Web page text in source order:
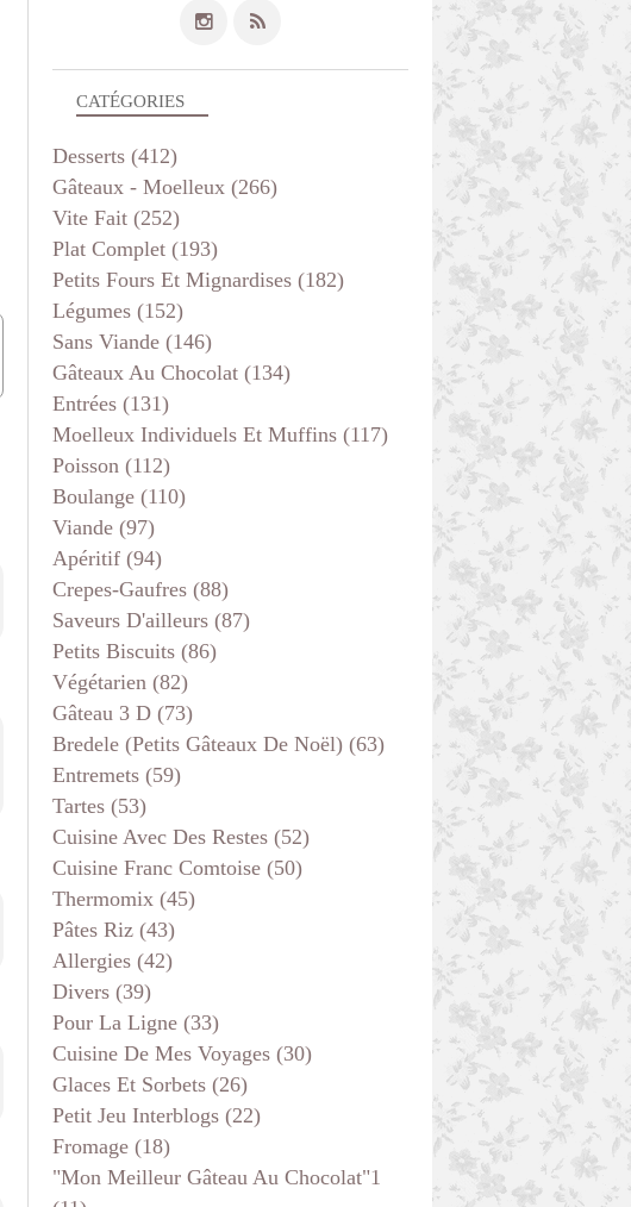
CATÉGORIES
Desserts (412)
Gâteaux - Moelleux (266)
Vite Fait (252)
Plat Complet (193)
Petits Fours Et Mignardises (182)
Légumes (152)
Sans Viande (146)
Gâteaux Au Chocolat (134)
Entrées (131)
Moelleux Individuels Et Muffins (117)
Poisson (112)
Boulange (110)
Viande (97)
Apéritif (94)
Crepes-Gaufres (88)
Saveurs D'ailleurs (87)
Petits Biscuits (86)
Végétarien (82)
Gâteau 3 D (73)
Bredele (petits Gâteaux De Noël) (63)
Entremets (59)
Tartes (53)
Cuisine Avec Des Restes (52)
Cuisine Franc Comtoise (50)
Thermomix (45)
Pâtes Riz (43)
Allergies (42)
Divers (39)
Pour La Ligne (33)
Cuisine De Mes Voyages (30)
Glaces Et Sorbets (26)
Petit Jeu Interblogs (22)
Fromage (18)
"mon Meilleur Gâteau Au Chocolat"1